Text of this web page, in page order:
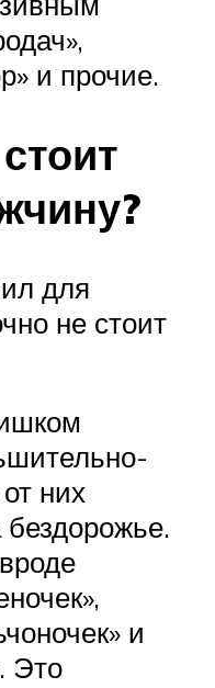
и прочие.
для
не стоит
них
бездорожье.
и
Это